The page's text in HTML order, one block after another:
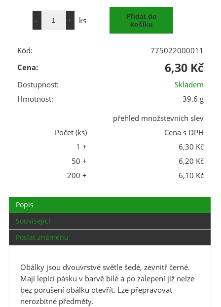
ks
Kód:
775022000011
Cena:
6,30 Kč
Dostupnost:
Skladem
Hmotnost:
39.6 g
přehled množstevních slev
Počet (ks)
Cena s DPH
1 +
6,30 Kč
50 +
6,20 Kč
200 +
6,10 Kč
Popis
Související
Poslat známénu
Obálky jsou dvouvrstvé světle šedé, zevnitř černé.
Mají lepící pásku v barvě bílé a po zalepení již nelze
bez porušení obálku otevřít. Lze přepravovat
nerozbitné předměty.